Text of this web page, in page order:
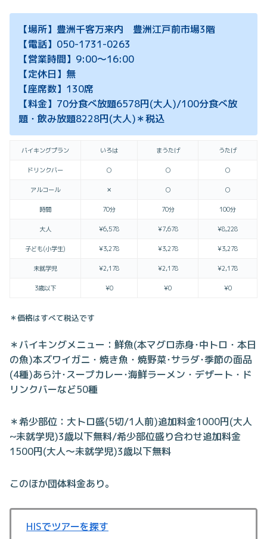
【場所】豊洲千客万来内 豊洲江戸前市場3階
【電話】050-1731-0263
【営業時間】9:00～16:00
【定休日】無
【座席数】130席
【料金】70分食べ放題6578円(大人)/100分食べ放
題・飲み放題8228円(大人)＊税込
バイキングプラン いろは まうたげ うたげ
ドリンクバー ○ ○ ○
アルコール ✕ ○ ○
時間 70分 70分 100分
大人 ¥6,578 ¥7,678 ¥8,228
子ども(小学生) ¥3,278 ¥3,278 ¥3,278
未就学児 ¥2,178 ¥2,178 ¥2,178
3歳以下 ¥0 ¥0 ¥0
＊価格はすべて税込です
＊バイキングメニュー：鮮魚(本マグロ赤身･中トロ・本日
の魚)本ズワイガニ・焼き魚・焼野菜･サラダ･季節の面品
(4種)あら汁･スープカレー･海鮮ラーメン・デザート・ド
リンクバーなど50種
＊希少部位：大トロ盛(5切/1人前)追加料金1000円(大人
~未就学児)3歳以下無料/希少部位盛り合わせ追加料金
1500円(大人～未就学児)3歳以下無料
このほか団体料金あり。
HISでツアーを探す